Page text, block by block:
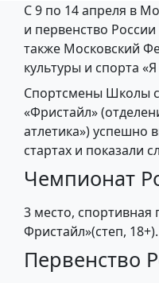
С 9 по 14 апреля в
и первенство
также Московский
культуры и спорта
Спортсмены Школы
«Фристайл»
атлетика») успешно
стартах и показали
Чемпионат
3 место, спортивная
Фристайл»(степ, 18+).
Первенство